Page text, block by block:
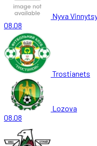
Nyva
08.08
Trostianets
Lozova
08.08